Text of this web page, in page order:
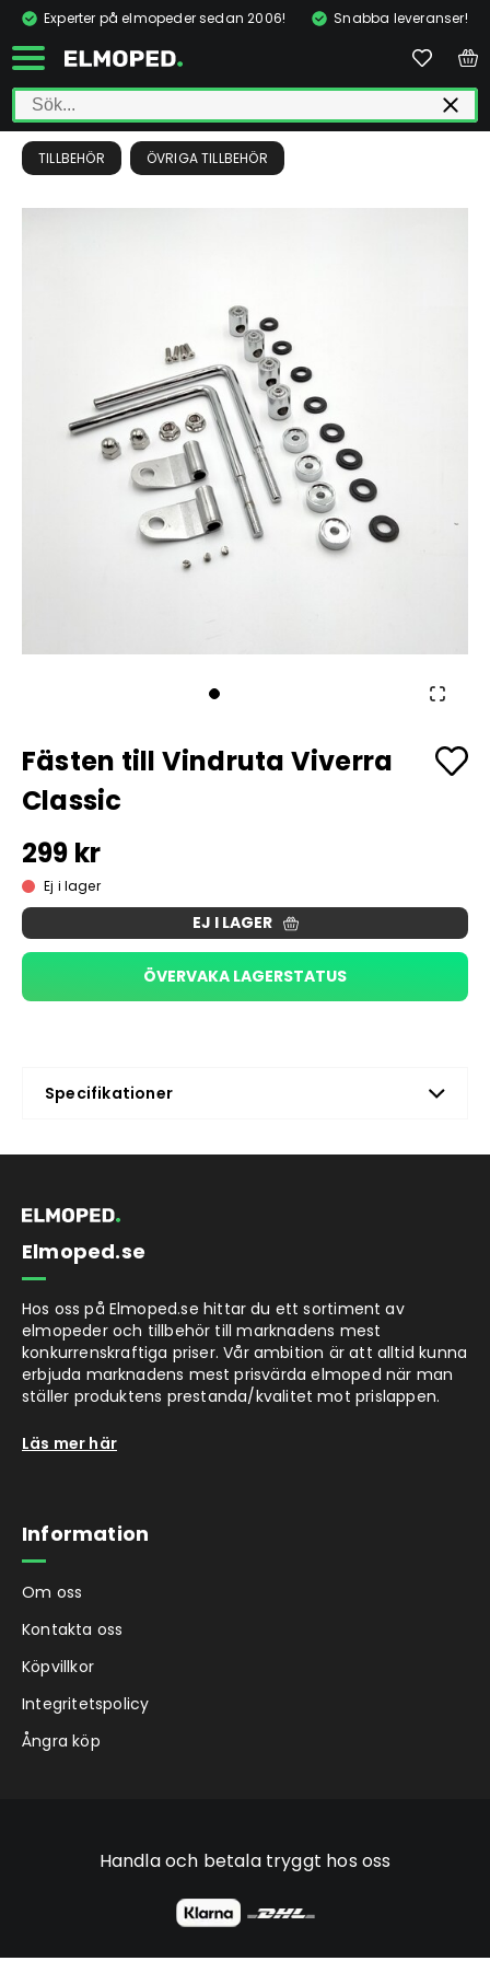
Experter på elmopeder sedan 2006! Snabba leveranser!
TILLBEHÖR ÖVRIGA TILLBEHÖR
Fästen till Vindruta Viverra
Classic
299 kr
Ej i lager
EJ I LAGER
ÖVERVAKA LAGERSTATUS
Specifikationer
Elmoped.se
Hos oss på Elmoped.se hittar du ett sortiment av
elmopeder och tillbehör till marknadens mest
konkurrenskraftiga priser. Vår ambition är att alltid kunna
erbjuda marknadens mest prisvärda elmoped när man
ställer produktens prestanda/kvalitet mot prislappen.
Läs mer här
Information
Om oss
Kontakta oss
Köpvillkor
Integritetspolicy
Ångra köp
Handla och betala tryggt hos oss